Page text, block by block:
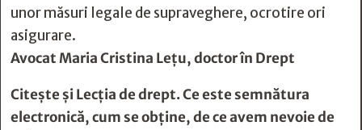
unor măsuri legale de supraveghere, ocrotire ori
asigurare.
Avocat Maria Cristina Leţu, doctor în Drept
Citește șiLecția de drept. Ce este semnătura
electronică, cum se obţine, de ce avem nevoie de